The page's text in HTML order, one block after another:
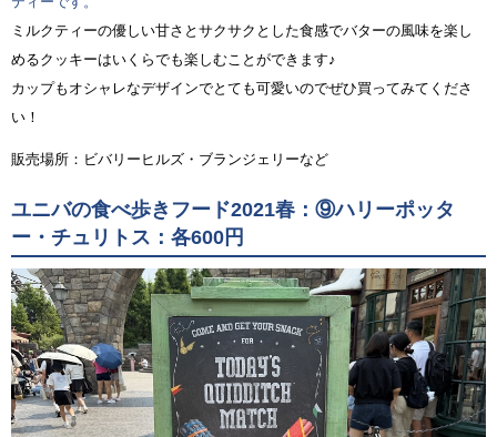
ミルクティーの優しい甘さとサクサクとした食感でバターの風味を楽し
めるクッキーはいくらでも楽しむことができます♪
カップもオシャレなデザインでとても可愛いのでぜひ買ってみてくださ
い！
販売場所：ビバリーヒルズ・ブランジェリーなど
ユニバの食べ歩きフード2021春：⑨ハリーポッタ
ー・チュリトス：各600円